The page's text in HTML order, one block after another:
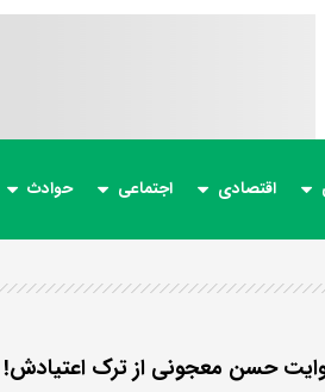
اقتصادی اجتماعی حوادث
حسن معجونی از ترک اعتیادش!